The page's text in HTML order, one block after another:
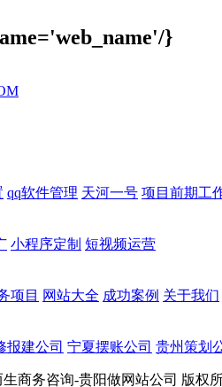
qq软件管理 天河一号 项目前期工
小程序定制 短视频运营
项目 网站大全 成功案例 关于我们
报建公司 宁夏摆账公司 贵州策划
生商务咨询-贵阳做网站公司 版权